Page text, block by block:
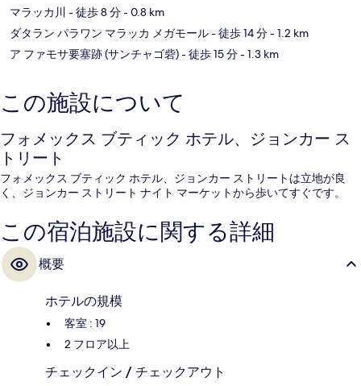
マラッカ川 - 徒歩 8 分- 0.8 km
ダタラン パラワン マラッカ メガモール- 徒歩 14 分- 1.2 km
ア ファモサ要塞跡 (サンチャゴ砦)- 徒歩 15 分- 1.3 km
この施設について
フォメックス ブティック ホテル、ジョンカー ス
トリート
フォメックス ブティック ホテル、ジョンカー ストリートは立地が良
く、ジョンカー ストリート ナイト マーケットから歩いてすぐです。
この宿泊施設に関する詳細
概要
ホテルの規模
客室 : 19
2 フロア以上
チェックイン / チェックアウト